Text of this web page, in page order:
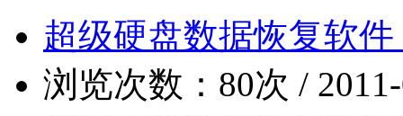
超级硬盘数据恢复软件
浏览次数：80次 /